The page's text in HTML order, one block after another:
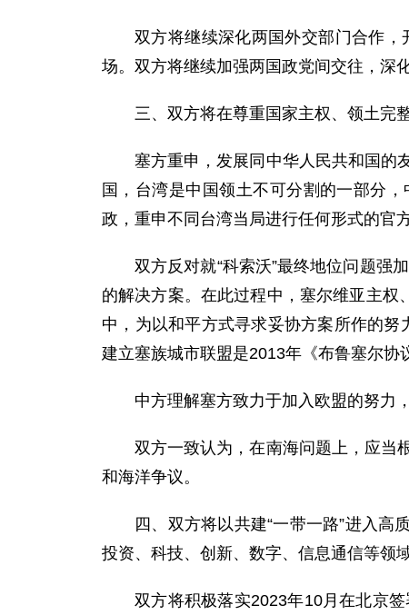
双方将继续深化两国外交部门合作
场。双方将继续加强两国政党间交往，深
三、双方将在尊重国家主权、领土完
塞方重申，发展同中华人民共和国的
国，台湾是中国领土不可分割的一部分
政，重申不同台湾当局进行任何形式的官
双方反对就“科索沃”最终地位问题强
的解决方案。在此过程中，塞尔维亚主权
中，为以和平方式寻求妥协方案所作的努
建立塞族城市联盟是2013年《布鲁塞尔协
中方理解塞方致力于加入欧盟的努力
双方一致认为，在南海问题上，应当
和海洋争议。
四、双方将以共建“一带一路”进入高
投资、科技、创新、数字、信息通信等领
双方将积极落实2023年10月在北京